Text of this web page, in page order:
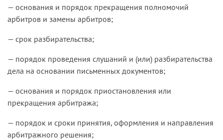
— основания и порядок прекращения полномочий
арбитров и замены арбитров;
— срок разбирательства;
— порядок проведения слушаний и (или) разбирательства
дела на основании письменных документов;
— основания и порядок приостановления или
прекращения арбитража;
— порядок и сроки принятия, оформления и направления
арбитражного решения;